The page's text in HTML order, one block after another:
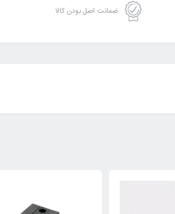
ضمانت اصل بودن کالا